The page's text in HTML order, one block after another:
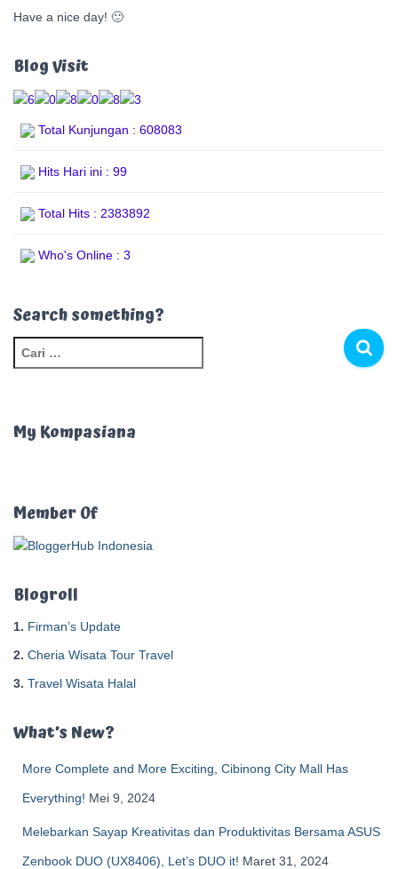
Have a nice day! 🙂
Blog Visit
Total Kunjungan : 608083
Hits Hari ini : 99
Total Hits : 2383892
Who's Online : 3
Search something?
a
u
:
My Kompasiana
Member Of
Blogroll
1. Firman’s Update
2. Cheria Wisata Tour Travel
3. Travel Wisata Halal
What’s New?
More Complete and More Exciting, Cibinong City Mall Has
Everything! Mei 9, 2024
Melebarkan Sayap Kreativitas dan Produktivitas Bersama ASUS
Zenbook DUO (UX8406), Let’s DUO it! Maret 31, 2024